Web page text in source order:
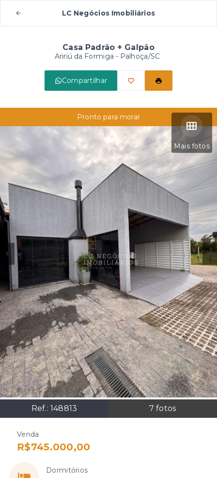
LC Negócios Imobiliários
Casa Padrão + Galpão
Aririú da Formiga - Palhoça/SC
Compartilhar
Mais fotos
Ref.: 148813 7 fotos
Pronto para morar
Venda
R$745.000,00
Dormitórios